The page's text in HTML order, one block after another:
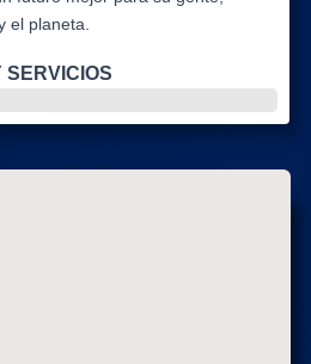
el planeta.
SERVICIOS